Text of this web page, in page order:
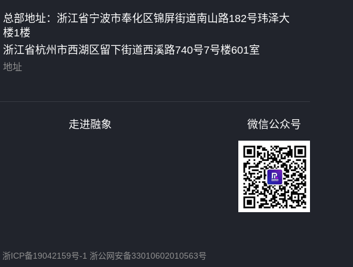
总部地址：浙江省宁波市奉化区锦屏街道南山路182号玮泽大
楼1楼
浙江省杭州市西湖区留下街道西溪路740号7号楼601室
地址
走进融象 微信公众号
浙ICP备19042159号-1 浙公网安备33010602010563号